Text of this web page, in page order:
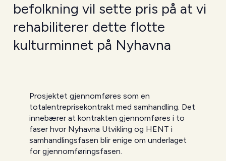
befolkning vil sette pris på at vi
rehabiliterer dette flotte
kulturminnet på Nyhavna
Prosjektet gjennomføres som en
totalentreprisekontrakt med samhandling. Det
innebærer at kontrakten gjennomføres i to
faser hvor Nyhavna Utvikling og HENT i
samhandlingsfasen blir enige om underlaget
for gjennomføringsfasen.